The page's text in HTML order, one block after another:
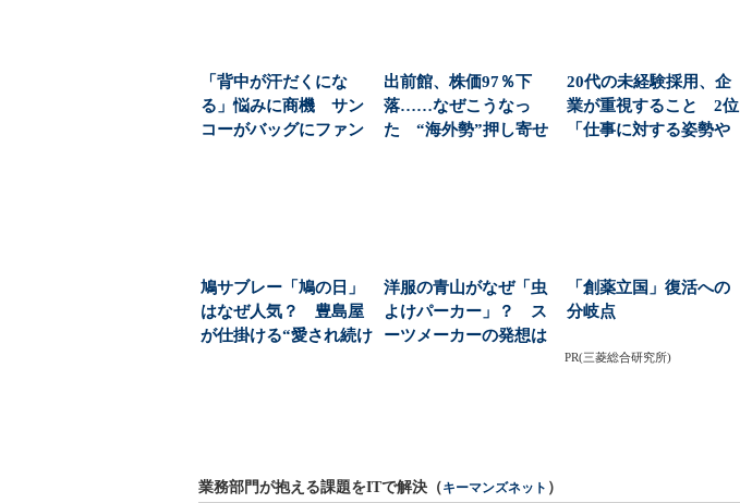
「背中が汗だくにな
る」悩みに商機 サン
コーがバッグにファン
出前館、株価97％下
落……なぜこうなっ
た “海外勢”押し寄せ
20代の未経験採用、企
業が重視すること 2位
「仕事に対する姿勢や
鳩サブレー「鳩の日」
はなぜ人気？ 豊島屋
が仕掛ける“愛され続け
洋服の青山がなぜ「虫
よけパーカー」？ ス
ーツメーカーの発想は
「創薬立国」復活への
分岐点
PR(三菱総合研究所)
業務部門が抱える課題をITで解決（キーマンズネット ）